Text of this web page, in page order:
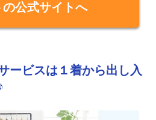
の公式サイトへ
ービスは１着から出し入